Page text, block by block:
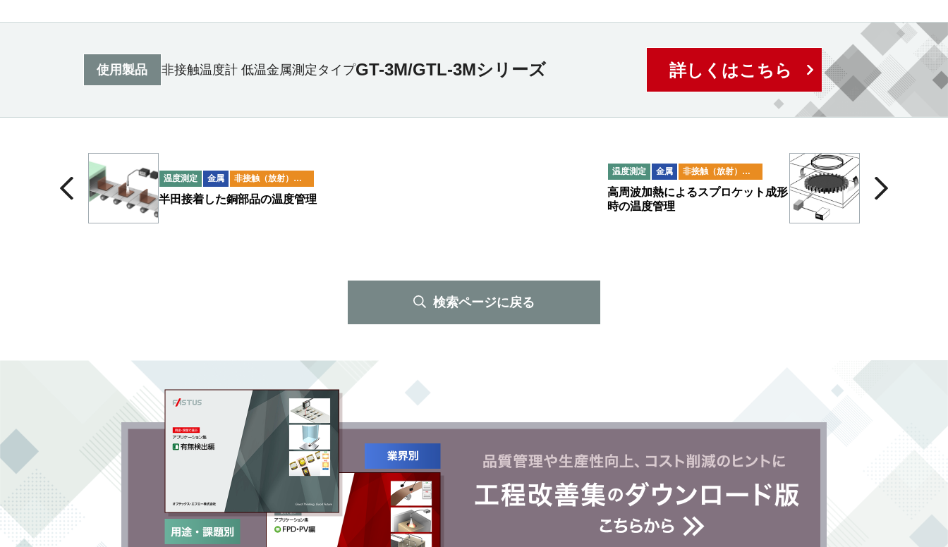
使用製品 非接触温度計 低温金属測定タイプGT-3M/GTL-3Mシリーズ 詳しくはこちら
温度測定 金属 非接触（放射）温度計
半田接着した銅部品の温度管理
温度測定 金属 非接触（放射）温度計
高周波加熱によるスプロケット成形
時の温度管理
検索ページに戻る